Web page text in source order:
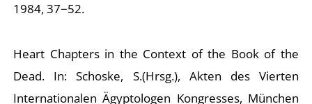
1984, 37−52.
Heart Chapters in the Context of the Book of the
Dead. In: Schoske, S.(Hrsg.), Akten des Vierten
Internationalen Ägyptologen Kongresses, München